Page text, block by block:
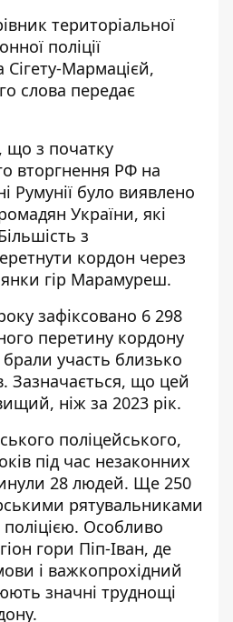
територіальної
поліції
Сігету-Мармацієй,
слова передає
що з початку
вторгнення РФ на
Румунії було виявлено
України, які
з
кордон через
гір Марамуреш.
зафіксовано 6 298
перетину кордону
участь близько
Зазначається, що цей
ніж за 2023 рік.
поліцейського,
під час незаконних
28 людей. Ще 250
рятувальниками
Особливо
гори Піп-Іван, де
і важкопрохідний
значні труднощі